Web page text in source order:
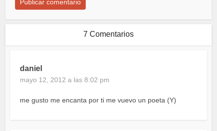
7 Comentarios
daniel
mayo 12, 2012 a las 8:02 pm
me gusto me encanta por ti me vuevo un poeta (Y)